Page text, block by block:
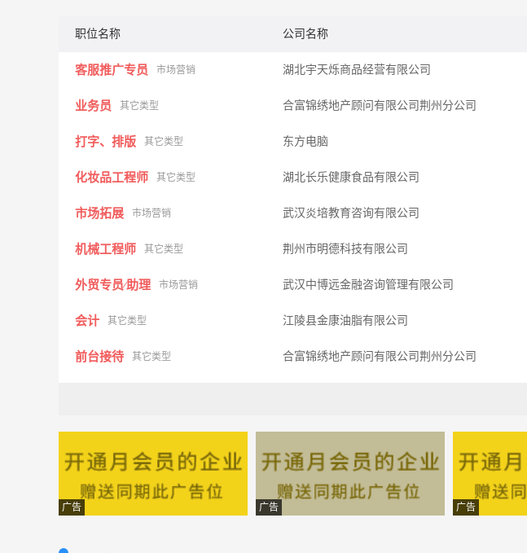
职位名称 公司名称
客服推广专员 市场营销 湖北宇天烁商品经营有限公司
业务员 其它类型 合富锦绣地产顾问有限公司荆州分公司
打字、排版 其它类型 东方电脑
化妆品工程师 其它类型 湖北长乐健康食品有限公司
市场拓展 市场营销 武汉炎培教育咨询有限公司
机械工程师 其它类型 荆州市明德科技有限公司
外贸专员∕助理 市场营销 武汉中博远金融咨询管理有限公司
会计 其它类型 江陵县金康油脂有限公司
前台接待 其它类型 合富锦绣地产顾问有限公司荆州分公司
美容导师、区域经理 其它类型 博雅美业
送货司机 其它类型 荆州市喜多经贸有限公司
广告 广告 广告